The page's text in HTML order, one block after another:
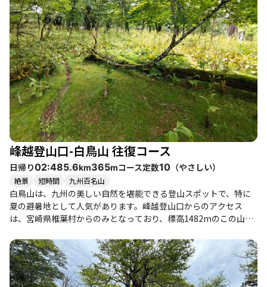
峰越登山口-白鳥山 往復コース
日帰り02:485.6km365mコース定数10 （やさしい）
絶景 短時間 九州百名山
白鳥山は、九州の美しい自然を堪能できる登山スポットで、特に
夏の避暑地として人気があります。峰越登山口からのアクセス
は、宮崎県椎葉村からのみとなっており、標高1482mのこの山
されており、ほぼフラットなため、初心者や子供連れでも安心し
て楽しむことができます。 登山者たちの体験談からは、自然林の
中をゆっくり歩くことで心が癒され、開放感を感じることができ
るとの声が多く聞かれます。特に、木々や花々、苔の美しさに魅